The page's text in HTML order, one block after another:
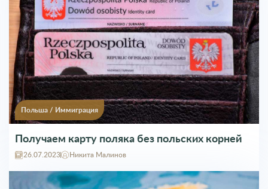
Польша / Иммиграция
Получаем карту поляка без польских корней
26.07.2023 Никита Малинов